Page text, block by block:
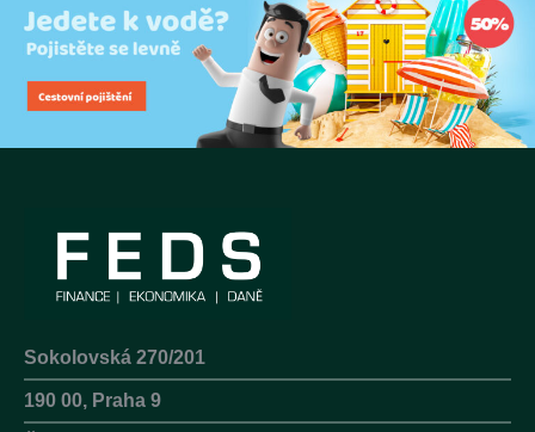
Sokolovská 270/201
190 00, Praha 9